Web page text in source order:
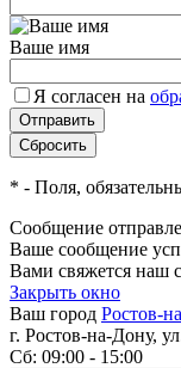
Ваше имя
Я согласен на
* - Поля,
Сообщение
Ваше сообщение
Вами свяжется наш
Закрыть окно
Ваш город Ростов-
г. Ростов-на-Дону,
Сб: 09:00 - 15:00